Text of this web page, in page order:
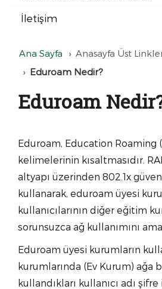
İletişim
Ana Sayfa Anasayfa Üst
Eduroam Nedir?
Eduroam
Eduroam, Education Roaming
kelimelerinin kısaltmasıdır.
altyapı üzerinden 802.1x
kullanarak, eduroam üyesi
kullanıcılarının diğer eğitim
sorunsuzca ağ kullanımını
Eduroam üyesi kurumların
kurumlarında (Ev Kurum) ağa
kullandıkları kullanıcı adı